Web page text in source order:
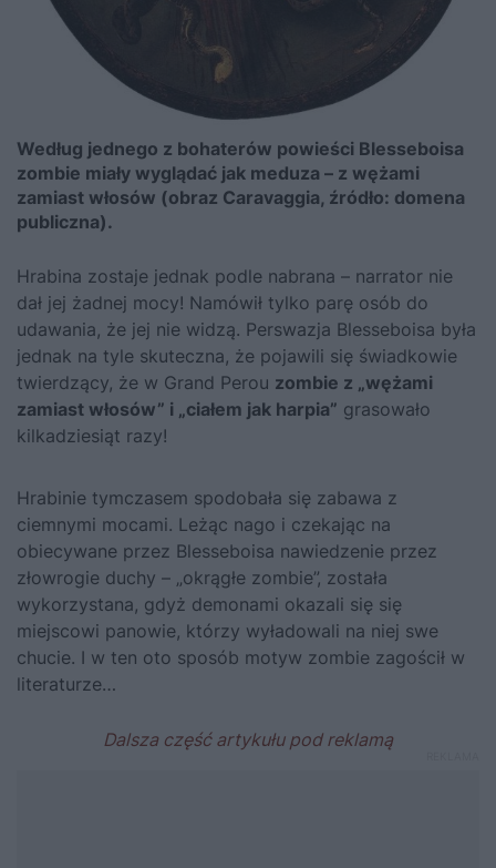
Według jednego z bohaterów powieści Blesseboisa
zombie miały wyglądać jak meduza – z wężami
zamiast włosów (obraz Caravaggia, źródło: domena
publiczna).
Hrabina zostaje jednak podle nabrana – narrator nie
dał jej żadnej mocy! Namówił tylko parę osób do
udawania, że jej nie widzą. Perswazja Blesseboisa była
jednak na tyle skuteczna, że pojawili się świadkowie
twierdzący, że w Grand Perou zombie z „wężami
zamiast włosów” i „ciałem jak harpia” grasowało
kilkadziesiąt razy!
Hrabinie tymczasem spodobała się zabawa z
ciemnymi mocami. Leżąc nago i czekając na
obiecywane przez Blesseboisa nawiedzenie przez
złowrogie duchy – „okrągłe zombie”, została
wykorzystana, gdyż demonami okazali się się
miejscowi panowie, którzy wyładowali na niej swe
chucie. I w ten oto sposób motyw zombie zagościł w
literaturze…